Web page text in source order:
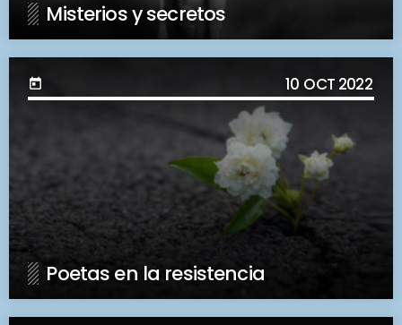
Misterios y secretos
today 10 OCT 2022
Poetas en la resistencia